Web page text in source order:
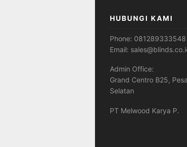
HUBUNGI KAMI
Phone: 081289333548
Email:
Admin Office:
Grand Centro B25,
Selatan
PT Melwood Karya P.